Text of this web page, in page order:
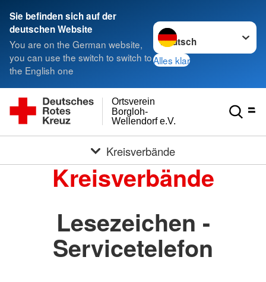
Sie befinden sich auf der
deutschen Website
You are on the German website,
you can use the switch to switch to
the English one
Sprache wechseln zu
Alles klar
Wellendorf e.V.
Borgloh-
Ortsverein
Kreisverbände
Kreisverbände
Lesezeichen -
Servicetelefon